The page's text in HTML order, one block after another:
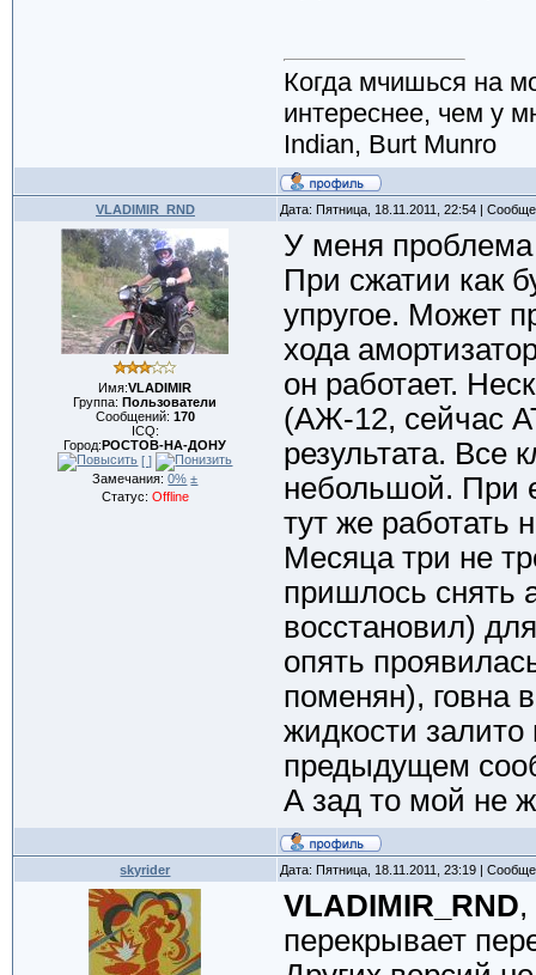
Когда мчишься на
интереснее, чем у
Indian, Burt Munro
VLADIMIR_RND Дата: Пятница, 18.11.2011, 22:54 |
Имя:VLADIMIR
Группа:Пользователи
Сообщений: 170
ICQ:
Город:РОСТОВ-НА-ДОНУ
[ ]
Замечания:0% ±
Статус: Offline
У меня проблема
При сжатии как
упругое. Может
хода
он работает.
(АЖ-12, сейчас
результата. Все
небольшой. При
тут же работать
Месяца три не
пришлось снять
восстановил)
опять
поменян), говна
жидкости
предыдущем
А зад то мой не
skyrider Дата: Пятница, 18.11.2011, 23:19 |
VLADIMIR_RND,
перекрывает